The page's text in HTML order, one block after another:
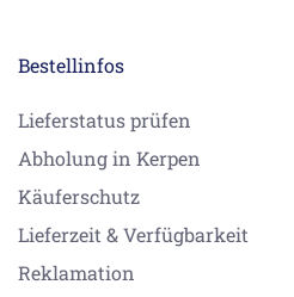
Bestellinfos
Lieferstatus prüfen
Abholung in Kerpen
Käuferschutz
Lieferzeit & Verfügbarkeit
Reklamation